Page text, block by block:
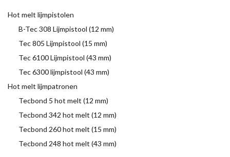
Hot melt lijmpistolen
B-Tec 308 Lijmpistool (12 mm)
Tec 805 Lijmpistool (15 mm)
Tec 6100 Lijmpistool (43 mm)
Tec 6300 lijmpistool (43 mm)
Hot melt lijmpatronen
Tecbond 5 hot melt (12 mm)
Tecbond 342 hot melt (12 mm)
Tecbond 260 hot melt (15 mm)
Tecbond 248 hot melt (43 mm)